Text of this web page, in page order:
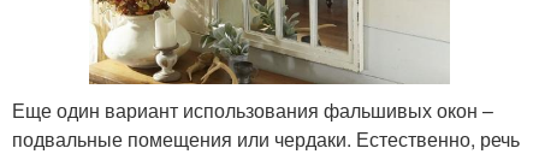
Еще один вариант использования фальшивых окон –
подвальные помещения или чердаки. Естественно, речь